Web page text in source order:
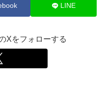
LINE
Xをフォローする